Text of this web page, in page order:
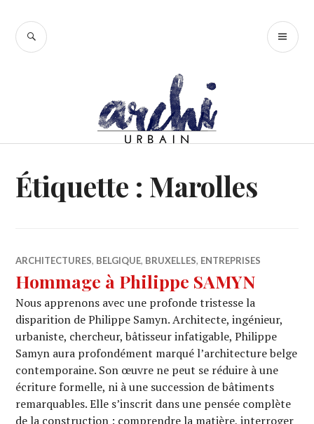
contenu
RECHERCHE
Étiquette : Marolles
ARCHITECTURES, BELGIQUE, BRUXELLES, ENTREPRISES
Hommage à Philippe SAMYN
Nous apprenons avec une profonde tristesse la
disparition de Philippe Samyn. Architecte, ingénieur,
urbaniste, chercheur, bâtisseur infatigable, Philippe
Samyn aura profondément marqué l’architecture belge
contemporaine. Son œuvre ne peut se réduire à une
écriture formelle, ni à une succession de bâtiments
remarquables. Elle s’inscrit dans une pensée complète
de la construction : comprendre la matière, interroger